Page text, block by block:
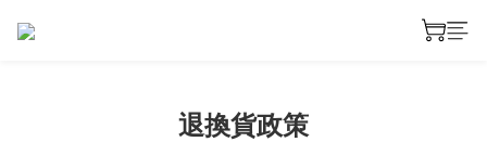
退換貨政策